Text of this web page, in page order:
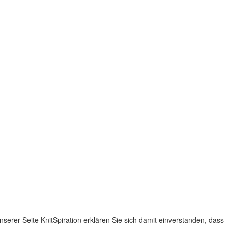
Seite KnitSpiration erklären Sie sich damit einverstanden, dass